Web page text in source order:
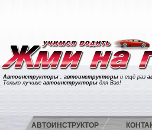
Автоинструкторы , автоинструкторы и ещё раз
Только лучшие автоинструкторы для Вас!
АВТОИНСТРУКТОР